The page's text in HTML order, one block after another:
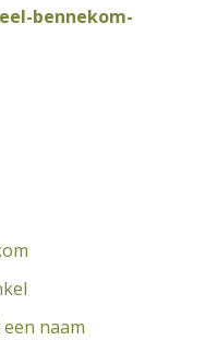
bennekom-
naam